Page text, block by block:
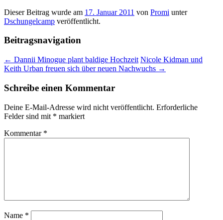
Dieser Beitrag wurde am 17. Januar 2011 von Promi unter
Dschungelcamp veröffentlicht.
Beitragsnavigation
← Dannii Minogue plant baldige Hochzeit Nicole Kidman und
Keith Urban freuen sich über neuen Nachwuchs →
Schreibe einen Kommentar
Deine E-Mail-Adresse wird nicht veröffentlicht. Erforderliche
Felder sind mit * markiert
Kommentar *
Name *